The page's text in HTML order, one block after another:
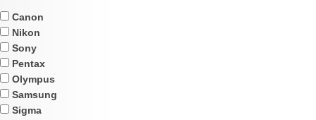
Canon
Nikon
Sony
Pentax
Olympus
Samsung
Sigma